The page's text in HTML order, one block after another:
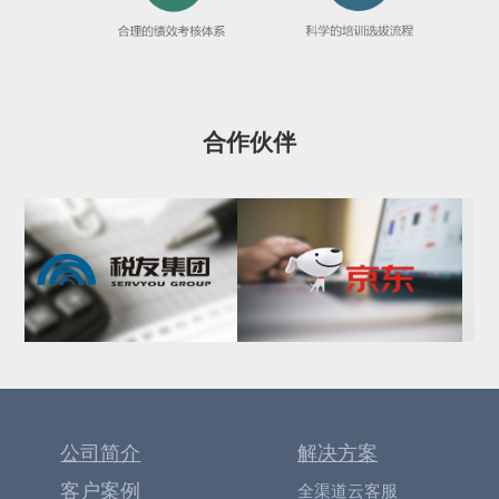
合作伙伴
公司简介
客户案例
解决方案
全渠道云客服